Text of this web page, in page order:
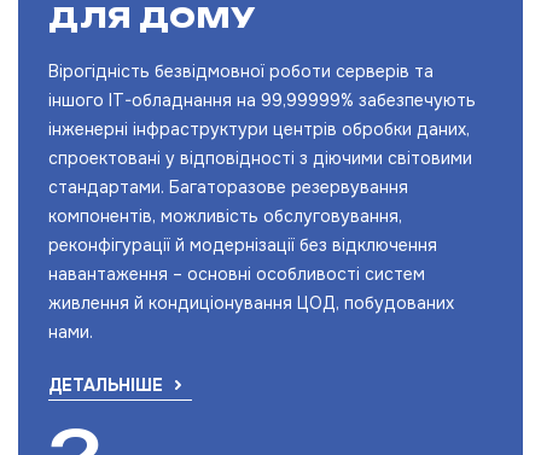
ДЛЯ ДОМУ
Вірогідність безвідмовної роботи серверів та
іншого IT-обладнання на 99,99999% забезпечують
інженерні інфраструктури центрів обробки даних,
спроектовані у відповідності з діючими світовими
стандартами. Багаторазове резервування
компонентів, можливість обслуговування,
реконфігурації й модернізації без відключення
навантаження – основні особливості систем
живлення й кондиціонування ЦОД, побудованих
нами.
ДЕТАЛЬНІШЕ